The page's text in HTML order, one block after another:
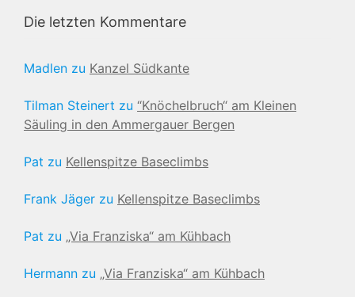
Die letzten Kommentare
Madlen zu Kanzel Südkante
Tilman Steinert zu “Knöchelbruch“ am Kleinen
Säuling in den Ammergauer Bergen
Pat zu Kellenspitze Baseclimbs
Frank Jäger zu Kellenspitze Baseclimbs
Pat zu „Via Franziska“ am Kühbach
Hermann zu „Via Franziska“ am Kühbach